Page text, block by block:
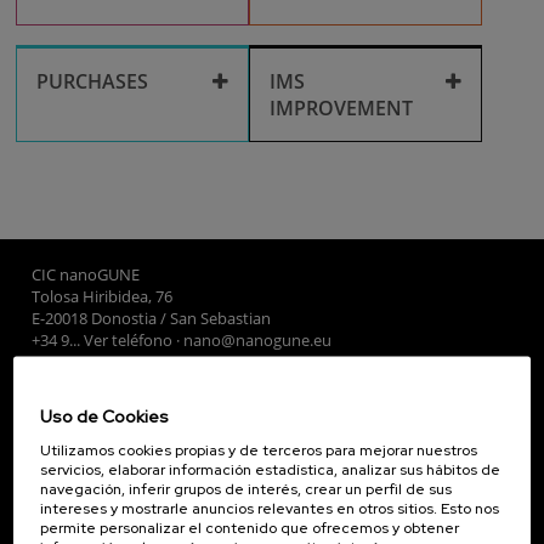
Recruitment
Training
Corporate media
Facilities use
PURCHASES
IMS
IMPROVEMENT
CIC nanoGUNE
Tolosa Hiribidea, 76
E-20018 Donostia / San Sebastian
+34 9... Ver teléfono · nano@nanogune.eu
Subscribe to our Newsletter
nanoGUNE
Investigación
Transferencia
Uso de Cookies
Utilizamos cookies propias y de terceros para mejorar nuestros
servicios, elaborar información estadística, analizar sus hábitos de
navegación, inferir grupos de interés, crear un perfil de sus
intereses y mostrarle anuncios relevantes en otros sitios. Esto nos
permite personalizar el contenido que ofrecemos y obtener